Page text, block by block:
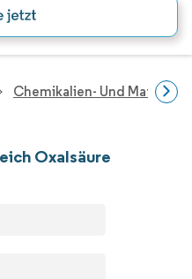
Chemikalien- Und
Oxalsäure